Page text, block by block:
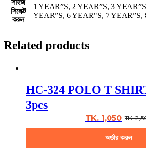
সাইজ
সিলেক্ট
করুন
1 YEAR”S, 2 YEAR”S, 3
YEAR”S, 6 YEAR"S, 7 YEAR”S,
Related products
HC-324 POLO T
3pcs
TK. 1,050 TK.
অর্ডার করুন